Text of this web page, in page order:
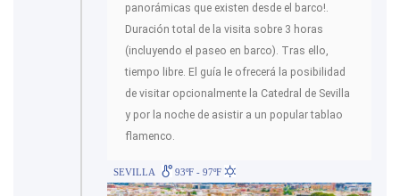
panorámicas que existen desde el barco!.
Duración total de la visita sobre 3 horas
(incluyendo el paseo en barco). Tras ello,
tiempo libre. El guía le ofrecerá la posibilidad
de visitar opcionalmente la Catedral de Sevilla
y por la noche de asistir a un popular tablao
flamenco.
SEVILLA 93ºF - 97ºF